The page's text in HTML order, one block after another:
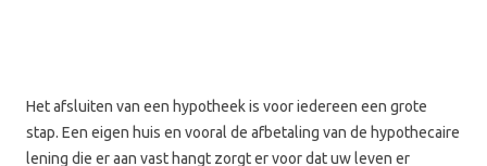
Het afsluiten van een hypotheek is voor iedereen een grote
stap. Een eigen huis en vooral de afbetaling van de hypothecaire
lening die er aan vast hangt zorgt er voor dat uw leven er